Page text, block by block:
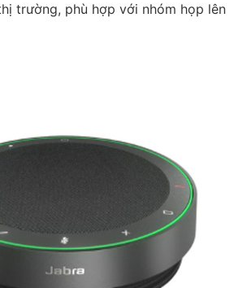
trường, phù hợp với nhóm họp lên